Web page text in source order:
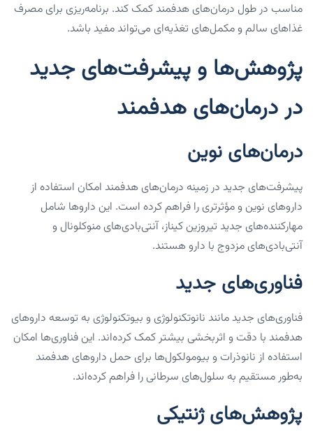
مناسب در طول درمان‌های هدفمند کمک کند. برنامه‌ریزی برای مصرف
غذاهای سالم و مکمل‌های تغذیه‌ای می‌تواند مفید باشد.
پژوهش‌ها و پیشرفت‌های جدید
در درمان‌های هدفمند
درمان‌های نوین
پیشرفت‌های جدید در زمینه درمان‌های هدفمند امکان استفاده از
داروهای نوین و مؤثرتری را فراهم کرده است. این داروها شامل
مهارکننده‌های جدید تیروزین کیناز، آنتی‌بادی‌های منوکلونال و
آنتی‌بادی‌های مزدوج با دارو هستند.
فناوری‌های جدید
فناوری‌های جدید مانند نانوتکنولوژی و بیوتکنولوژی به توسعه داروهای
هدفمند با دقت و اثربخشی بیشتر کمک کرده‌اند. این فناوری‌ها امکان
استفاده از نانوذرات و بیومولکول‌ها برای حمل داروهای هدفمند
به‌طور مستقیم به سلول‌های سرطانی را فراهم کرده‌اند.
پژوهش‌های ژنتیکی